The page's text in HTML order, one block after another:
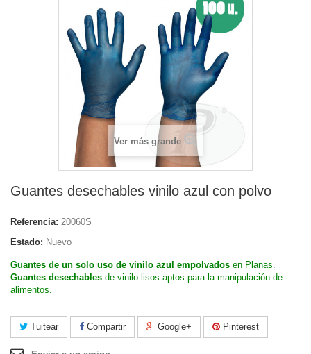
Ver más grande
Guantes desechables vinilo azul con polvo
Referencia: 20060S
Estado: Nuevo
Guantes de un solo uso de vinilo azul empolvados en Planas.
Guantes desechables de vinilo lisos aptos para la manipulación de
alimentos.
Tuitear Compartir Google+ Pinterest